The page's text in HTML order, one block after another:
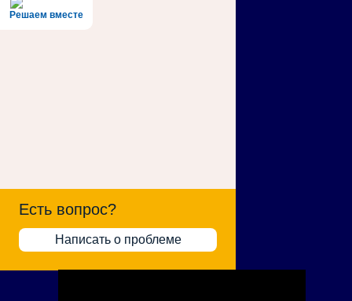
Решаем вместе
Есть вопрос?
Написать о проблеме